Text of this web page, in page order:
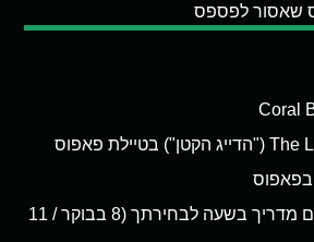
שאסור לפספס
בפאפוס
סיור סגוויי בפאפוס עם מדריך בשעה לבחירתך (8 בבוקר / 11